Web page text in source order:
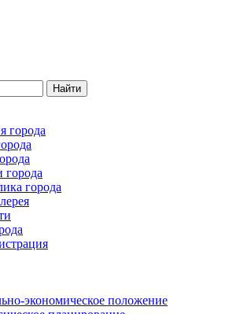
Найти
города
города
экономическое положение